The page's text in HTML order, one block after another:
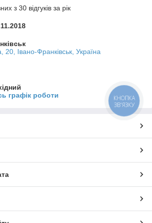
з 30 відгуків за рік
20, Івано-Франківськ, Україна
графік роботи
КНОПКА
ЗВ'ЯЗКУ